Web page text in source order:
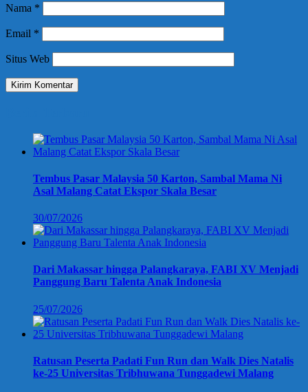
Nama *
Email *
Situs Web
Tembus Pasar Malaysia 50 Karton, Sambal Mama Ni
Asal Malang Catat Ekspor Skala Besar
30/07/2026
Dari Makassar hingga Palangkaraya, FABI XV Menjadi
Panggung Baru Talenta Anak Indonesia
25/07/2026
Ratusan Peserta Padati Fun Run dan Walk Dies Natalis
ke-25 Universitas Tribhuwana Tunggadewi Malang